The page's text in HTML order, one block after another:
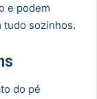
e podem
tudo sozinhos.
do pé